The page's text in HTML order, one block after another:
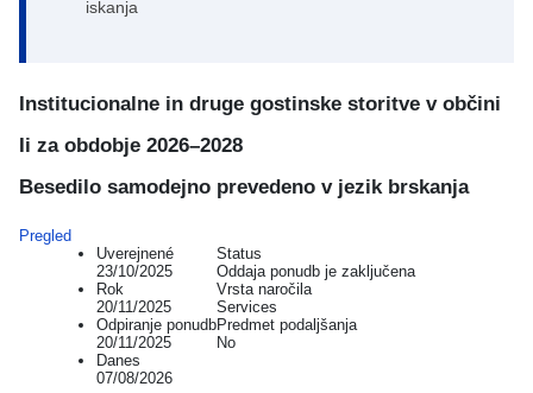
iskanja
Institucionalne in druge gostinske storitve v občini
Ii za obdobje 2026–2028
Besedilo samodejno prevedeno v jezik brskanja
Pregled
Uverejnené
23/10/2025
Rok
20/11/2025
Odpiranje ponudb
20/11/2025
Danes
07/08/2026
Status
Oddaja ponudb je zaključena
Vrsta naročila
Services
Predmet podaljšanja
No